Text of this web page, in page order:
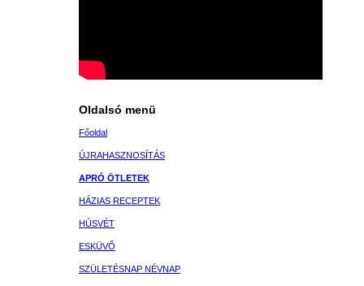
Oldalsó menü
Főoldal
ÚJRAHASZNOSÍTÁS
APRÓ ÖTLETEK
HÁZIAS RECEPTEK
HÚSVÉT
ESKÜVŐ
SZÜLETÉSNAP NÉVNAP